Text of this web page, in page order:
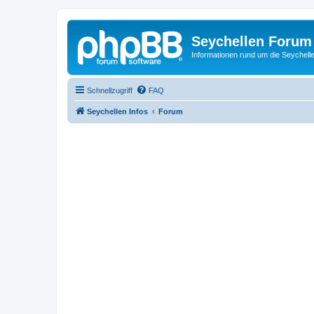
Seychellen Forum
Informationen rund um die
Schnellzugriff FAQ
Seychellen Infos Forum